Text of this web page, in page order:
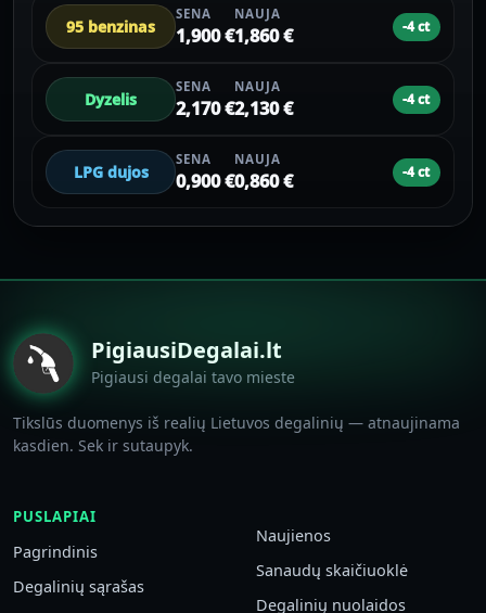
95 benzinas
SENA
1,900 €
NAUJA
1,860 € -4 ct
Dyzelis
SENA
2,170 €
NAUJA
2,130 € -4 ct
LPG dujos
SENA
0,900 €
NAUJA
0,860 € -4 ct
PigiausiDegalai.lt
Pigiausi degalai tavo mieste
Tikslūs duomenys iš realių Lietuvos degalinių — atnaujinama
kasdien. Sek ir sutaupyk.
PUSLAPIAI
Pagrindinis
Degalinių sąrašas
Naujienos
Sanaudų skaičiuoklė
Degalinių nuolaidos